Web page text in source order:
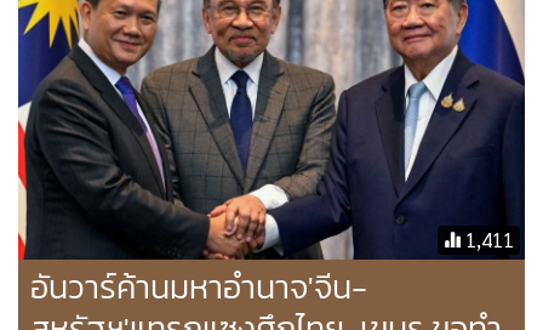
1,411
อันวาร์ค้านมหาอำนาจ'จีน-
สหรัฐฯ'แทรกแซงศึกไทย-เขมร ขอทำ
หน้าที่คนกลางต่อแม้หมดวาระปีหน้า